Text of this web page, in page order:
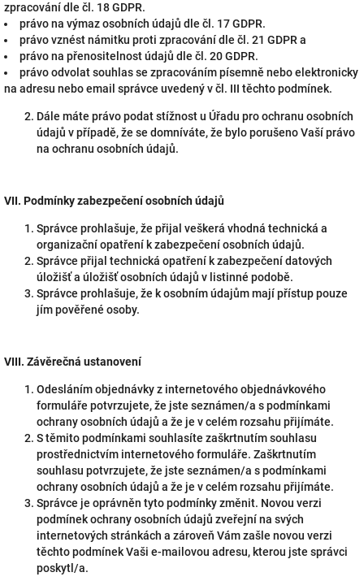
zpracování dle čl. 18 GDPR.
právo na výmaz osobních údajů dle čl. 17 GDPR.
právo vznést námitku proti zpracování dle čl. 21 GDPR a
právo na přenositelnost údajů dle čl. 20 GDPR.
právo odvolat souhlas se zpracováním písemně nebo elektronicky
na adresu nebo email správce uvedený v čl. III těchto podmínek.
Dále máte právo podat stížnost u Úřadu pro ochranu osobních
údajů v případě, že se domníváte, že bylo porušeno Vaší právo
na ochranu osobních údajů.
VII. Podmínky zabezpečení osobních údajů
Správce prohlašuje, že přijal veškerá vhodná technická a
organizační opatření k zabezpečení osobních údajů.
Správce přijal technická opatření k zabezpečení datových
úložišť a úložišť osobních údajů v listinné podobě.
Správce prohlašuje, že k osobním údajům mají přístup pouze
jím pověřené osoby.
VIII. Závěrečná ustanovení
Odesláním objednávky z internetového objednávkového
formuláře potvrzujete, že jste seznámen/a s podmínkami
ochrany osobních údajů a že je v celém rozsahu přijímáte.
S těmito podmínkami souhlasíte zaškrtnutím souhlasu
prostřednictvím internetového formuláře. Zaškrtnutím
souhlasu potvrzujete, že jste seznámen/a s podmínkami
ochrany osobních údajů a že je v celém rozsahu přijímáte.
Správce je oprávněn tyto podmínky změnit. Novou verzi
podmínek ochrany osobních údajů zveřejní na svých
internetových stránkách a zároveň Vám zašle novou verzi
těchto podmínek Vaši e-mailovou adresu, kterou jste správci
poskytl/a.